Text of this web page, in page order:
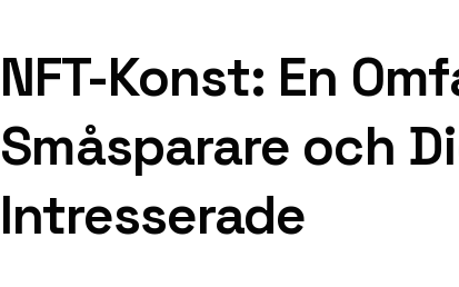
NFT-Konst: En
Småsparare och
Intresserade